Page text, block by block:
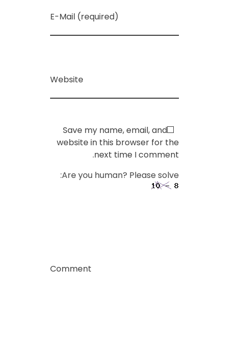
E-Mail (required)
Website
Save my name, email, and
website in this browser for the
next time I comment.
Are you human? Please solve:
Comment